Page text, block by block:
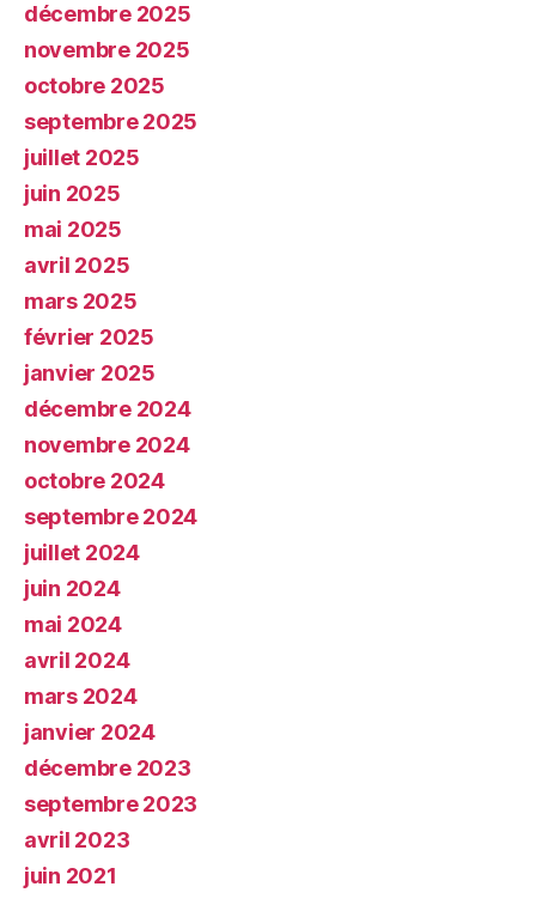
décembre 2025
novembre 2025
octobre 2025
septembre 2025
juillet 2025
juin 2025
mai 2025
avril 2025
mars 2025
février 2025
janvier 2025
décembre 2024
novembre 2024
octobre 2024
septembre 2024
juillet 2024
juin 2024
mai 2024
avril 2024
mars 2024
janvier 2024
décembre 2023
septembre 2023
avril 2023
juin 2021